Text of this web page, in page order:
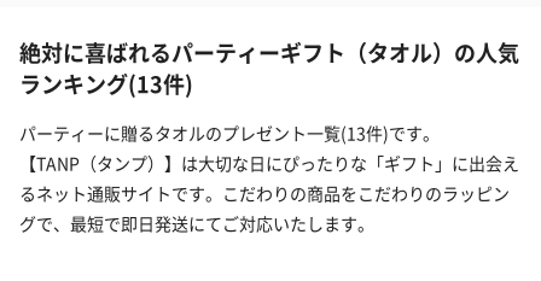
絶対に喜ばれるパーティーギフト（タオル）の人気
ランキング(13件)
パーティーに贈るタオルのプレゼント一覧(13件)です。
【TANP（タンプ）】は大切な日にぴったりな「ギフト」に出会え
るネット通販サイトです。こだわりの商品をこだわりのラッピン
グで、最短で即日発送にてご対応いたします。